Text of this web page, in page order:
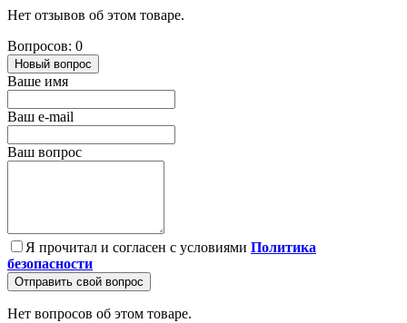
Нет отзывов об этом товаре.
Вопросов: 0
Новый вопрос
Ваше имя
Ваш e-mail
Ваш вопрос
Я прочитал и согласен с условиями Политика
безопасности
Отправить свой вопрос
Нет вопросов об этом товаре.